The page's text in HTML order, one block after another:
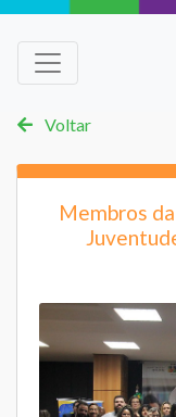
Voltar
Membros